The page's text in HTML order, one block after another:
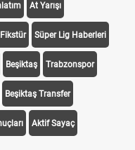
At Yarışı
Süper Lig Haberleri
Beşiktaş Trabzonspor
Beşiktaş Transfer
Aktif Sayaç